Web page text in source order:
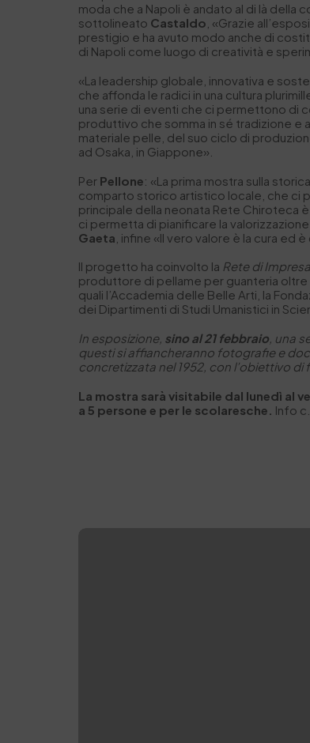
moda che a Napoli è andato al di là
sottolineato Castaldo , «Grazie
prestigio e ha avuto modo anche di
di Napoli come luogo di creatività e
«La leadership globale, innovativa e
che affonda le radici in una cultura
una serie di eventi che ci permettono di
produttivo che somma in sé tradizione
materiale pelle, del suo ciclo di
ad Osaka, in Giappone».
Per Pellone: «La prima mostra sulla
comparto storico artistico locale, che ci
principale della neonata Rete Chiroteca
ci permetta di pianificare la
Gaeta , infine «Il vero valore è la cura
Il progetto ha coinvolto la Rete di
produttore di pellame per guanteria oltre
quali l’Accademia delle Belle Arti, la
dei Dipartimenti di Studi Umanistici in
In esposizione, sino al 21 febbraio, una
questi si affiancheranno fotografie e
concretizzata nel 1952, con l’obiettivo
La mostra sarà visitabile dal lunedì al
a 5 persone e per le scolaresche. Info